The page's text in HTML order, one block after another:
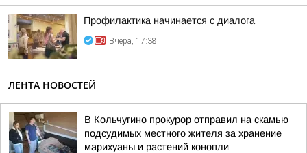
Профилактика начинается с диалога
Вчера, 17:38
ЛЕНТА НОВОСТЕЙ
В Кольчугино прокурор отправил на скамью
подсудимых местного жителя за хранение
марихуаны и растений конопли